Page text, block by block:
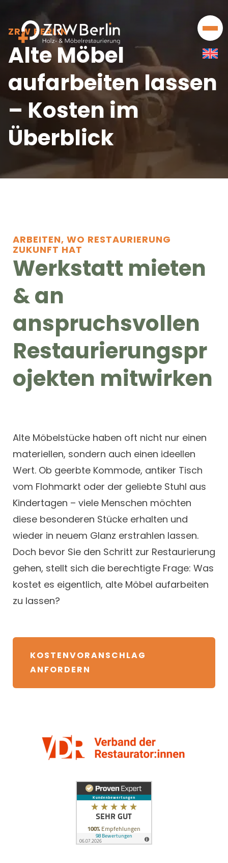
content
Wertschätzung
Holzschädlingsbekämpfung
Grundlagentexte
Publikationen
Vorträge
Fortbildungen
Mitgliedschaften
Unsere Partner
Projekte mit Institutionen
ZRW BERLIN
Alte Möbel
aufarbeiten lassen
– Kosten im
Überblick
ARBEITEN, WO RESTAURIERUNG
ZUKUNFT HAT
Werkstatt mieten
& an
anspruchsvollen
Restaurierungspr
ojekten mitwirken
Alte Möbelstücke haben oft nicht nur einen
materiellen, sondern auch einen ideellen
Wert. Ob geerbte Kommode, antiker Tisch
vom Flohmarkt oder der geliebte Stuhl aus
Kindertagen – viele Menschen möchten
diese besonderen Stücke erhalten und
wieder in neuem Glanz erstrahlen lassen.
Doch bevor Sie den Schritt zur Restaurierung
gehen, stellt sich die berechtigte Frage: Was
kostet es eigentlich, alte Möbel aufarbeiten
zu lassen?
KOSTENVORANSCHLAG
ANFORDERN